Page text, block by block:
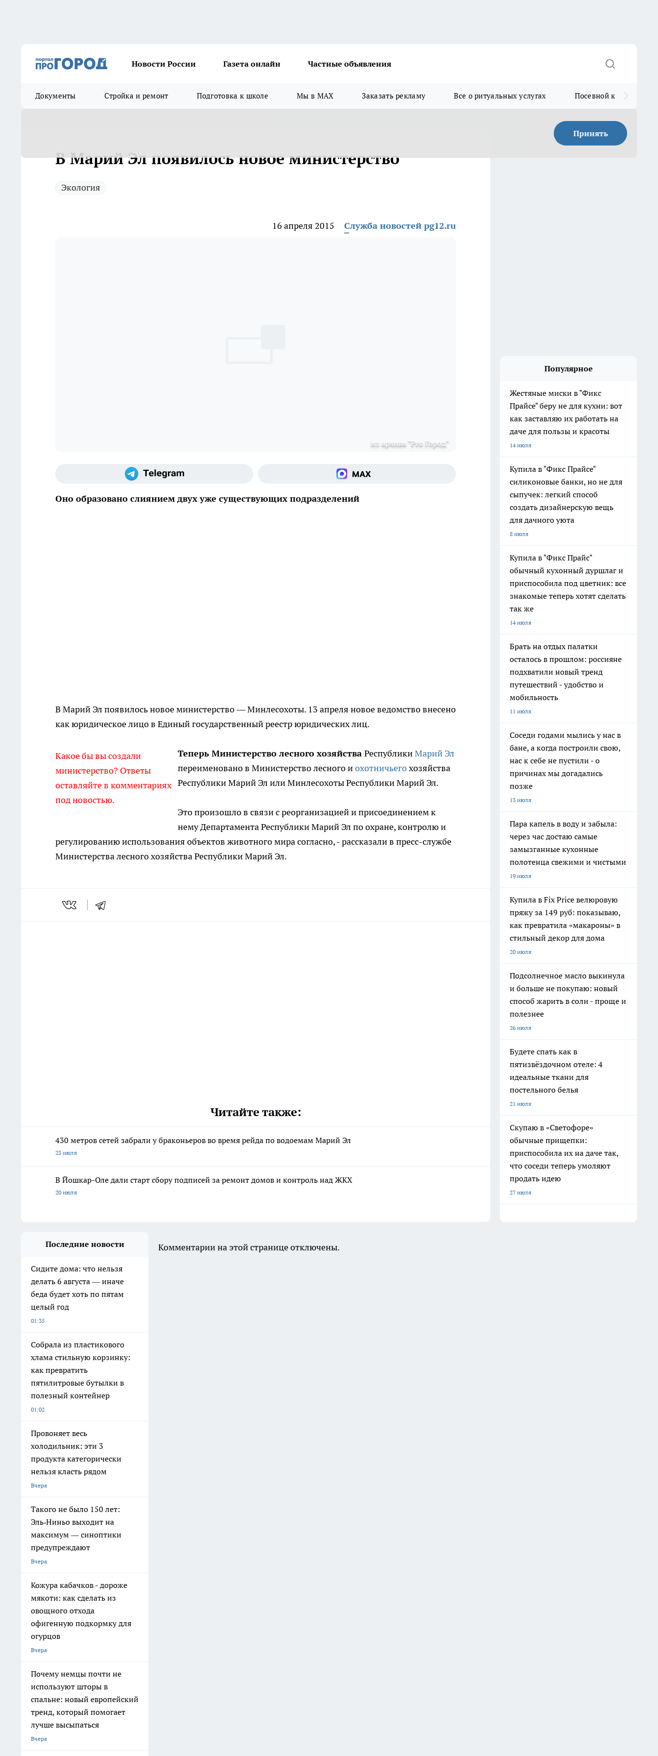
Новости России Газета онлайн Частные объявления
Документы Стройка и ремонт Подготовка к школе Мы в MAX Заказать рекламу Все о ритуальных услугах Посевной календарь
Принять
В Марий Эл появилось новое министерство
Экология
16 апреля 2015 Служба новостей pg12.ru
из архива "Pro Город"
Оно образовано слиянием двух уже существующих подразделений
В Марий Эл появилось новое министерство — Минлесохоты. 13 апреля новое ведомство внесено
как юридическое лицо в Единый государственный реестр юридических лиц.
Какое бы вы создали
министерство? Ответы
оставляйте в комментариях
под новостью.
Теперь Министерство лесного хозяйства РеспубликиМарий Эл
переименовано в Министерство лесного иохотничьегохозяйства
Республики Марий Эл или Минлесохоты Республики Марий Эл.
Это произошло в связи с реорганизацией и присоединением к
нему Департамента Республики Марий Эл по охране, контролю и
регулированию использования объектов животного мира согласно, - рассказали в пресс-службе
Министерства лесного хозяйства Республики Марий Эл.
Читайте также:
430 метров сетей забрали у браконьеров во время рейда по водоемам Марий Эл
23 июля
В Йошкар-Оле дали старт сбору подписей за ремонт домов и контроль над ЖКХ
20 июля
Популярное
Жестяные миски в "Фикс
Прайсе" беру не для кухни: вот
как заставляю их работать на
даче для пользы и красоты
14 июля
Купила в "Фикс Прайсе"
силиконовые банки, но не для
сыпучек: легкий способ
создать дизайнерскую вещь
для дачного уюта
8 июля
Купила в "Фикс Прайс"
обычный кухонный дуршлаг и
приспособила под цветник: все
знакомые теперь хотят сделать
так же
14 июля
Брать на отдых палатки
осталось в прошлом: россияне
подхватили новый тренд
путешествий - удобство и
мобильность
11 июля
Соседи годами мылись у нас в
бане, а когда построили свою,
нас к себе не пустили - о
причинах мы догадались
позже
13 июля
Пара капель в воду и забыла:
через час достаю самые
замызганные кухонные
полотенца свежими и чистыми
19 июля
Купила в Fix Price велюровую
пряжу за 149 руб: показываю,
как превратила «макароны» в
стильный декор для дома
20 июля
Подсолнечное масло выкинула
и больше не покупаю: новый
способ жарить в соли - проще и
полезнее
26 июля
Будете спать как в
пятизвёздочном отеле: 4
идеальные ткани для
постельного белья
21 июля
Скупаю в «Светофоре»
обычные прищепки:
приспособила их на даче так,
что соседи теперь умоляют
продать идею
27 июля
Последние новости
Сидите дома: что нельзя
делать 6 августа — иначе
беда будет хоть по пятам
целый год
01:35
Собрала из пластикового
хлама стильную корзинку:
как превратить
пятилитровые бутылки в
полезный контейнер
01:02
Провоняет весь
холодильник: эти 3
продукта категорически
нельзя класть рядом
Вчера
Такого не было 150 лет:
Эль‑Ниньо выходит на
максимум — синоптики
предупреждают
Вчера
Кожура кабачков - дороже
мякоти: как сделать из
овощного отхода
офигенную подкормку для
огурцов
Вчера
Почему немцы почти не
используют шторы в
спальне: новый европейский
тренд, который помогает
лучше высыпаться
Вчера
Комментарии на этой странице отключены.